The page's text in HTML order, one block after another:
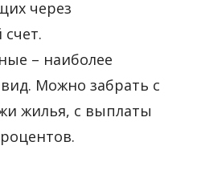
через
– наиболее
Можно забрать с
жилья, с выплаты